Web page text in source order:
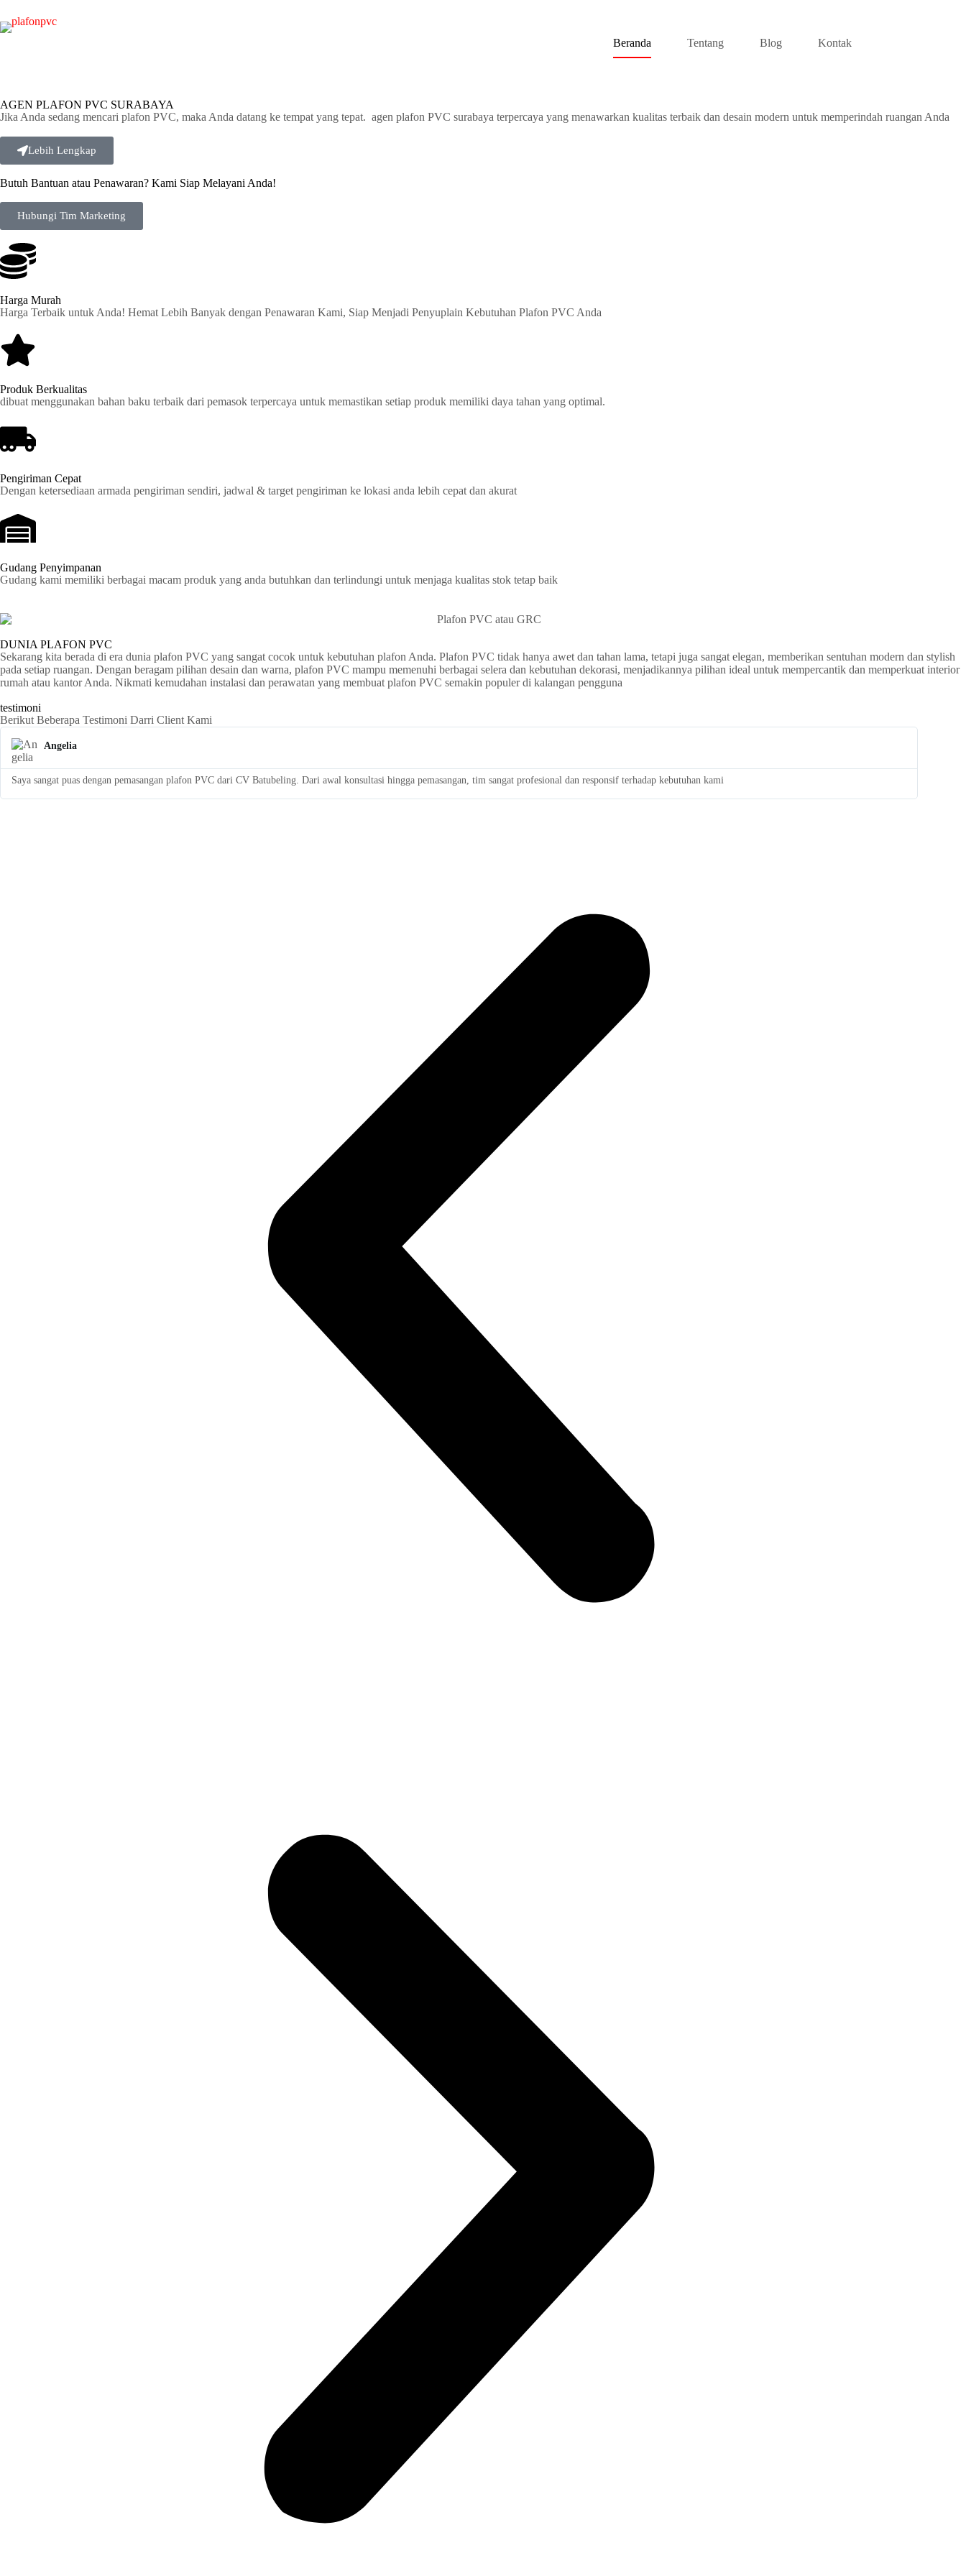
Beranda Tentang Blog Kontak
AGEN PLAFON PVC SURABAYA
Jika Anda sedang mencari plafon PVC, maka Anda datang ke tempat yang tepat. agen plafon PVC surabaya terpercaya yang menawarkan kualitas terbaik dan desain modern untuk memperindah ruangan Anda
Lebih Lengkap
Butuh Bantuan atau Penawaran? Kami Siap Melayani Anda!
Hubungi Tim Marketing
Harga Murah
Harga Terbaik untuk Anda! Hemat Lebih Banyak dengan Penawaran Kami, Siap Menjadi Penyuplain Kebutuhan Plafon PVC Anda
Produk Berkualitas
dibuat menggunakan bahan baku terbaik dari pemasok terpercaya untuk memastikan setiap produk memiliki daya tahan yang optimal.
Pengiriman Cepat
Dengan ketersediaan armada pengiriman sendiri, jadwal & target pengiriman ke lokasi anda lebih cepat dan akurat
Gudang Penyimpanan
Gudang kami memiliki berbagai macam produk yang anda butuhkan dan terlindungi untuk menjaga kualitas stok tetap baik
DUNIA PLAFON PVC
Sekarang kita berada di era dunia plafon PVC yang sangat cocok untuk kebutuhan plafon Anda. Plafon PVC tidak hanya awet dan tahan lama, tetapi juga sangat elegan, memberikan sentuhan modern dan stylish
pada setiap ruangan. Dengan beragam pilihan desain dan warna, plafon PVC mampu memenuhi berbagai selera dan kebutuhan dekorasi, menjadikannya pilihan ideal untuk mempercantik dan memperkuat interior
rumah atau kantor Anda. Nikmati kemudahan instalasi dan perawatan yang membuat plafon PVC semakin populer di kalangan pengguna
testimoni
Berikut Beberapa Testimoni Darri Client Kami
Angelia
Saya sangat puas dengan pemasangan plafon PVC dari CV Batubeling. Dari awal konsultasi hingga pemasangan, tim sangat profesional dan responsif terhadap kebutuhan kami